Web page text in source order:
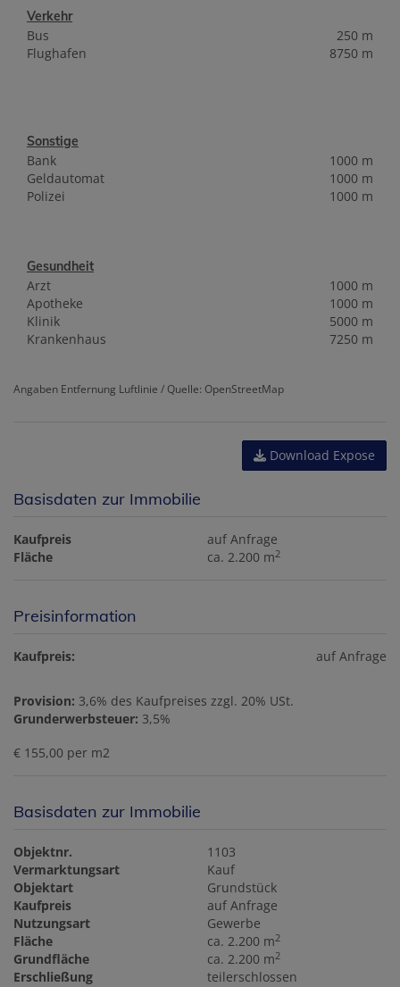
Verkehr
Bus
250 m
Flughafen
8750 m
Sonstige
Bank
1000 m
Geldautomat
1000 m
Polizei
1000 m
Gesundheit
Arzt
1000 m
Apotheke
1000 m
Klinik
5000 m
Krankenhaus
7250 m
Angaben Entfernung Luftlinie / Quelle: OpenStreetMap
Download Expose
Basisdaten zur Immobilie
Kaufpreis
auf Anfrage
Fläche
ca. 2.200 m2
Preisinformation
Kaufpreis: auf Anfrage
Provision: 3,6% des Kaufpreises zzgl. 20% USt.
Grunderwerbsteuer: 3,5%
€ 155,00 per m2
Basisdaten zur Immobilie
Objektnr.
1103
Vermarktungsart
Kauf
Objektart
Grundstück
Kaufpreis
auf Anfrage
Nutzungsart
Gewerbe
Fläche
ca. 2.200 m2
Grundfläche ca. 2.200 m2
Erschließung teilerschlossen